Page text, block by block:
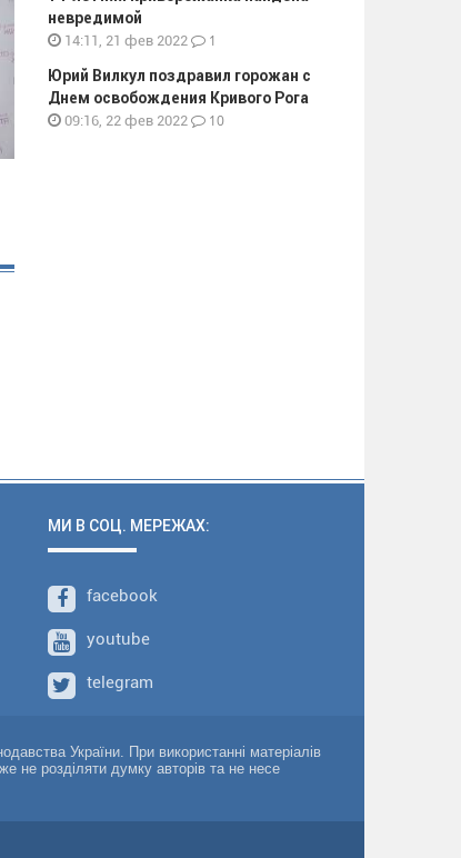
невредимой
14:11, 21 фев 2022 1
Юрий Вилкул поздравил горожан с
Днем освобождения Кривого Рога
09:16, 22 фев 2022 10
МИ В СОЦ. МЕРЕЖАХ:
facebook
youtube
telegram
України. При використанні матеріалів
не розділяти думку авторів та не несе